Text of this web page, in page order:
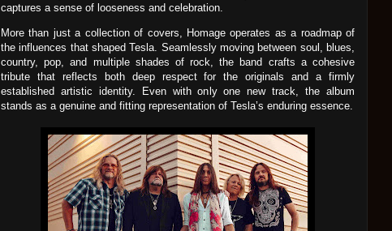
captures a sense of looseness and celebration.
More than just a collection of covers, Homage operates as a roadmap of
the influences that shaped Tesla. Seamlessly moving between soul, blues,
country, pop, and multiple shades of rock, the band crafts a cohesive
tribute that reflects both deep respect for the originals and a firmly
established artistic identity. Even with only one new track, the album
stands as a genuine and fitting representation of Tesla’s enduring essence.